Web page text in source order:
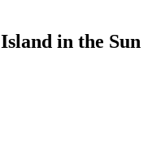
Island in the Sun